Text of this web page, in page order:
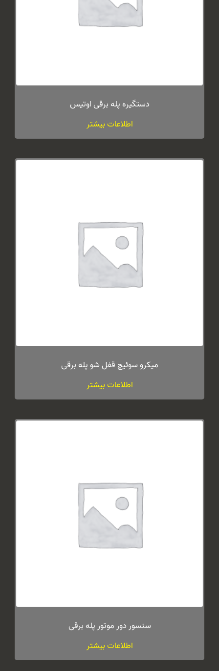
دستگیره پله برقی اوتیس
اطلاعات بیشتر
میکرو سوئیچ قفل شو پله برقی
اطلاعات بیشتر
سنسور دور موتور پله برقی
اطلاعات بیشتر